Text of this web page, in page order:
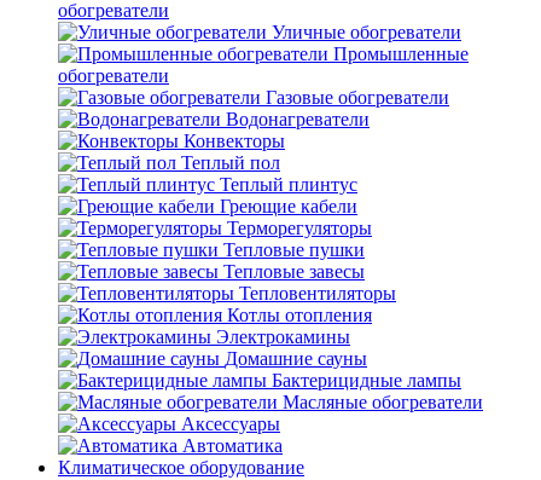
обогреватели
Уличные обогреватели
Промышленные
обогреватели
Газовые обогреватели
Водонагреватели
Конвекторы
Теплый пол
Теплый плинтус
Греющие кабели
Терморегуляторы
Тепловые пушки
Тепловые завесы
Тепловентиляторы
Котлы отопления
Электрокамины
Домашние сауны
Бактерицидные лампы
Масляные обогреватели
Аксессуары
Автоматика
Климатическое оборудование